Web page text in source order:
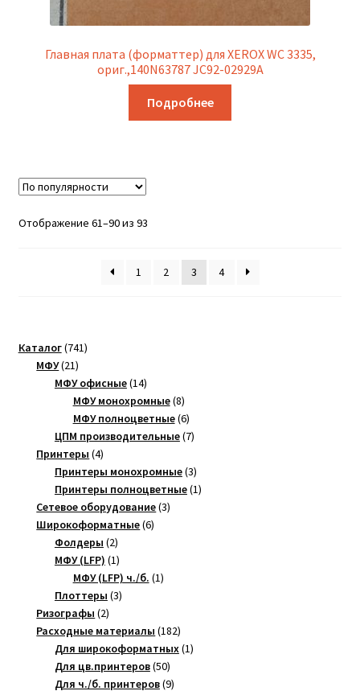
Главная плата (форматтер) для XEROX WC 3335,
ориг.,140N63787 JC92-02929A
Подробнее
Отображение 61–90 из 93Сортировка:
популярности
1
2 3 4
Каталог 741741
МФУ 2121
товар
МФУ офисные 1414
товаров
МФУ монохромные 88
товаров
МФУ полноцветные 66
товаров
ЦПМ производительные 77
Принтеры 44
товара
Принтеры монохромные 33
товара
Принтеры полноцветные 11
Сетевое оборудование 33
Широкоформатные 66
Фолдеры 22
товара
МФУ (LFP) 11
товар
МФУ (LFP) ч./б. 11
Плоттеры 33
Ризографы 22
товара
Расходные материалы 182182
товара
Для широкоформатных 11
Для цв.принтеров 5050
товаров
Для ч./б. принтеров 99